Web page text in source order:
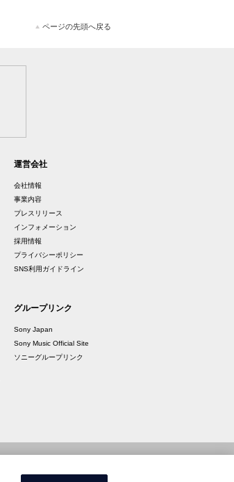
ページの先頭へ戻る
運営会社
会社情報
事業内容
プレスリリース
インフォメーション
採用情報
プライバシーポリシー
SNS利用ガイドライン
グループリンク
Sony Japan
Sony Music Official Site
ソニーグループリンク